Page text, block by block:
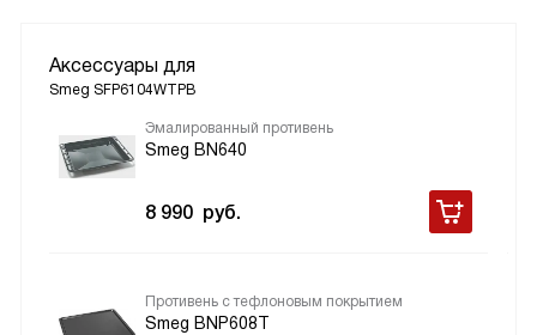
Аксессуары для
Smeg SFP6104WTPB
Эмалированный противень
Smeg BN640
8 990 руб.
Противень с тефлоновым покрытием
Smeg BNP608T